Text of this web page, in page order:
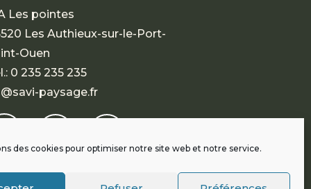
des cookies pour optimiser notre site web et notre service.
Les pointes
Les Authieux-sur-le-Port-
Ouen
0 235 235 235
paysage.fr